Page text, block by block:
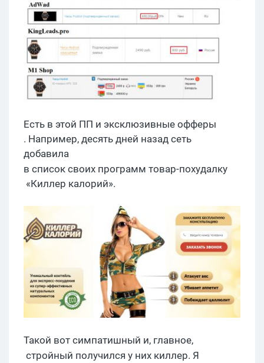
Есть в этой ПП и эксклюзивные офферы
. Например, десять дней назад сеть
добавила
в список своих программ товар-похудалку
«Киллер калорий».
Такой вот симпатишный и, главное,
стройный получился у них киллер. Я